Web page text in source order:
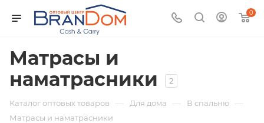
0
Матрасы и
наматрасники
2
Каталог оптовых товаров — Для дома — В спальню —
Матрасы и наматрасники